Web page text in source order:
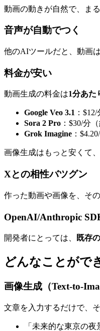
動画の動きが自然で、ま
音声が自動でつく
他のAIツールだと、動画
料金が安い
動画生成の料金は1分あた
Google Veo 3.1 ：
Sora 2 Pro ：$30/分
Grok Imagine ：
画像生成はもっと安くて、
Xとの相性バツグン
作った動画や画像を、そ
OpenAI/Anthropic
開発者にとっては、 既存
どんなことがで
画像生成（Text-to-
文章を入力するだけで、
「未来的な東京の